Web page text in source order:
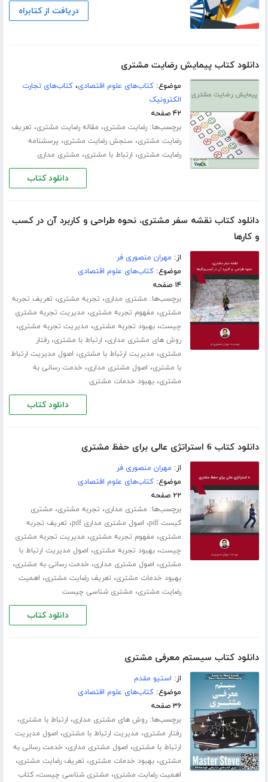
دریافت از کتابراه
دانلود کتاب پیمایش رضایت مشتری
موضوع:کتاب‌های علوم اقتصادی،کتاب‌های تجارت
الکترونیک
۴۲ صفحه
برچسب‌ها:رضایت مشتری، مقاله رضایت مشتری، تعریف
رضایت مشتری، سنجش رضایت مشتری، پرسشنامه
رضایت مشتری، ارتباط با مشتری، مشتری مداری
دانلود کتاب
دانلود کتاب نقشه سفر مشتری، نحوه طراحی و کاربرد آن در کسب
و‌ کارها
از: مهران منصوری فر
موضوع:کتاب‌های علوم اقتصادی
۱۴ صفحه
برچسب‌ها: مشتری مداری، تجربه مشتری، تعریف تجربه
مشتری، مفهوم تجربه مشتری، مدیریت تجربه مشتری
چیست،بهبود تجربه مشتری، مدیریت تجربه مشتری،
روش های مشتری مداری، ارتباط با مشتری،رفتار
مشتری، مدیریت ارتباط با مشتری، اصول مدیریت ارتباط
با مشتری، اصول مشتری مداری، خدمت رسانی به
مشتری،بهبود خدمات مشتری
دانلود کتاب
دانلود کتاب 6 استراتژی عالی برای حفظ مشتری
از: مهران منصوری فر
موضوع:کتاب‌های علوم اقتصادی
۲۲ صفحه
برچسب‌ها: مشتری مداری، تجربه مشتری، مشتری
کیست pdf
، اصول مشتری مداری pdf ، تعریف تجربه
مشتری، مفهوم تجربه مشتری، مدیریت تجربه مشتری
چیست،بهبود تجربه مشتری، اصول مدیریت ارتباط با
مشتری، اصول مشتری مداری، خدمت رسانی به مشتری،
بهبود خدمات مشتری، تعریف رضایت مشتری، اهمیت
رضایت مشتری، مشتری شناسی چیست
دانلود کتاب
دانلود کتاب سیستم معرفی مشتری
از: استیو مقدم
موضوع:کتاب‌های علوم اقتصادی
۳۶ صفحه
برچسب‌ها:روش های مشتری مداری، ارتباط با مشتری،
رفتار مشتری، مدیریت ارتباط با مشتری، اصول مدیریت
ارتباط با مشتری، اصول مشتری مداری، خدمت رسانی به
مشتری،بهبود خدمات مشتری، تعریف رضایت مشتری،
اهمیت رضایت مشتری، مشتری شناسی چیست،کتاب